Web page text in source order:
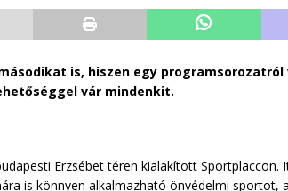
is, hiszen egy programsorozatról
vár mindenkit.
Erzsébet téren kialakított Sportplaccon.
is könnyen alkalmazható önvédelmi sportot,